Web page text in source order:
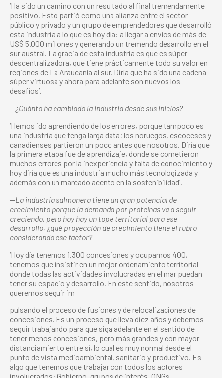
‘Ha sido un camino con un resultado al final tremendamente
positivo. Esto partió como una alianza entre el sector
público y privado y un grupo de emprendedores que desarrolló
esta industria a lo que es hoy día: a llegar a envíos de más de
US$ 5.000 millones y generando un tremendo desarrollo en el
sur austral. La gracia de esta industria es que es súper
descentralizadora, que tiene prácticamente todo su valor en
regiones de La Araucanía al sur. Diría que ha sido una cadena
súper virtuosa y ahora para adelante son nuevos los
desafíos’.
—¿Cuánto ha cambiado la industria desde sus inicios?
‘Hemos ido aprendiendo de los errores, porque tampoco es
una industria que tenga larga data; los noruegos, escoceses y
canadienses partieron un poco antes que nosotros. Diría que
la primera etapa fue de aprendizaje, donde se cometieron
muchos errores por la inexperiencia y falta de conocimiento y
hoy diría que es una industria mucho más tecnologizada y
además con un marcado acento en la sostenibilidad’.
—La industria salmonera tiene un gran potencial de
crecimiento porque la demanda por proteínas va a seguir
creciendo, pero hoy hay un tope territorial para ese
desarrollo, ¿qué proyección de crecimiento tiene el rubro
considerando ese factor?
‘Hoy día tenemos 1.300 concesiones y ocupamos 400,
tenemos que insistir en un mejor ordenamiento territorial
donde todas las actividades involucradas en el mar puedan
tener su espacio y desarrollo. En este sentido, nosotros
queremos seguir im
pulsando el proceso de fusiones y de relocalizaciones de
concesiones. Es un proceso que lleva diez años y debemos
seguir trabajando para que siga adelante en el sentido de
tener menos concesiones, pero más grandes y con mayor
distanciamiento entre sí, lo cual es muy normal desde el
punto de vista medioambiental, sanitario y productivo. Es
algo que tenemos que trabajar con todos los actores
involucrados: Gobierno, grupos de interés, ONGs,